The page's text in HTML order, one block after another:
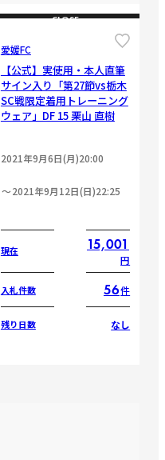
CLOSE
愛媛FC
【公式】実使用・本人直筆
サイン入り「第27節vs栃木
SC戦限定着用トレーニング
ウェア」DF 15 栗山 直樹
2021年9月6日(月)20:00
2021年9月12日(日)22:25
現在 15,001
円
入札件数 56件
残り日数 なし